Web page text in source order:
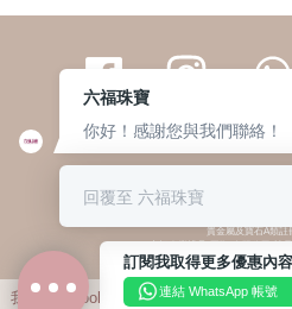
繁體 | 簡体
© 六福集團 版權所有 不得轉
貴金屬及寶石A類註
(六福企業禮品(國際)有限公司-註
六福電子商貿有限公司-註冊號
貴金屬及寶石B類註
(六福集團有限公司-註冊號碼
六福珠寶金行(香港)有限公司-註冊
我們利用cookies為您提供最佳的瀏覽體
訂閱我取得更多優惠內容
連結 WhatsApp 帳號
六福珠寶
你好！感謝您與我們聯絡！
回覆至 六福珠寶